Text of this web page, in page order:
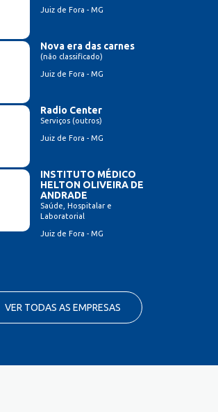
Juiz de Fora - MG
Nova era das carnes
(não classificado)
Juiz de Fora - MG
Radio Center
Serviços (outros)
Juiz de Fora - MG
INSTITUTO MÉDICO
HELTON OLIVEIRA DE
ANDRADE
Saúde, Hospitalar e
Laboratorial
Juiz de Fora - MG
VER TODAS AS EMPRESAS